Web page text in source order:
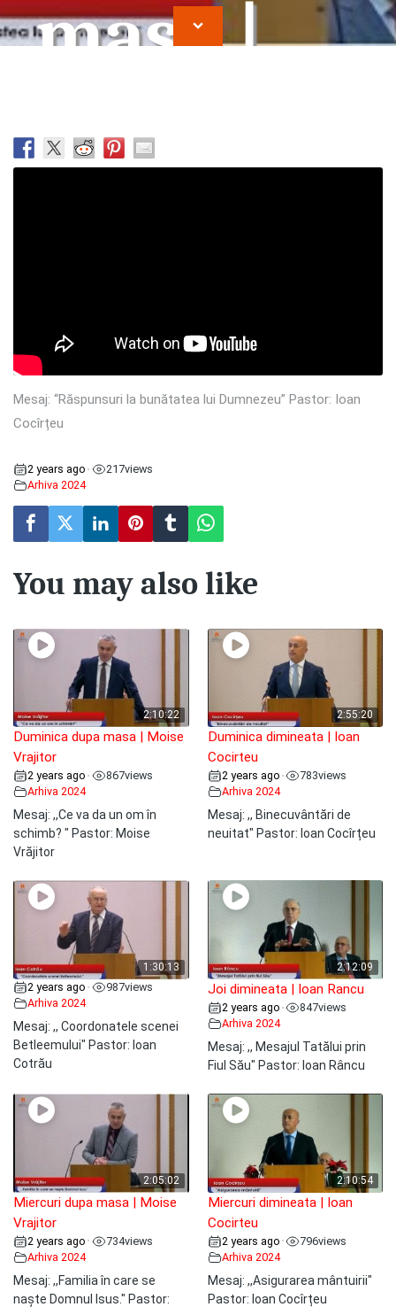
masa |
Ioan
Mesaj: “Răspunsuri la bunătatea lui Dumnezeu” Pastor: Ioan
Cocîrțeu
2 years ago • 217views
Arhiva 2024
You may also like
2:10:22
Duminica dupa masa | Moise
Vrajitor
2 years ago • 867views
Arhiva 2024
Mesaj: ,,Ce va da un om în
schimb? " Pastor: Moise
Vrăjitor
2:55:20
Duminica dimineata | Ioan
Cocirteu
2 years ago • 783views
Arhiva 2024
Mesaj: ,, Binecuvântări de
neuitat" Pastor: Ioan Cocîrțeu
1:30:13
2 years ago • 987views
Arhiva 2024
Mesaj: ,, Coordonatele scenei
Betleemului" Pastor: Ioan
Cotrău
2:12:09
Joi dimineata | Ioan Rancu
2 years ago • 847views
Arhiva 2024
Mesaj: ,, Mesajul Tatălui prin
Fiul Său" Pastor: Ioan Râncu
2:05:02
Miercuri dupa masa | Moise
Vrajitor
2 years ago • 734views
Arhiva 2024
Mesaj: ,,Familia în care se
naște Domnul Isus." Pastor:
2:10:54
Miercuri dimineata | Ioan
Cocirteu
2 years ago • 796views
Arhiva 2024
Mesaj: ,,Asigurarea mântuirii"
Pastor: Ioan Cocîrțeu